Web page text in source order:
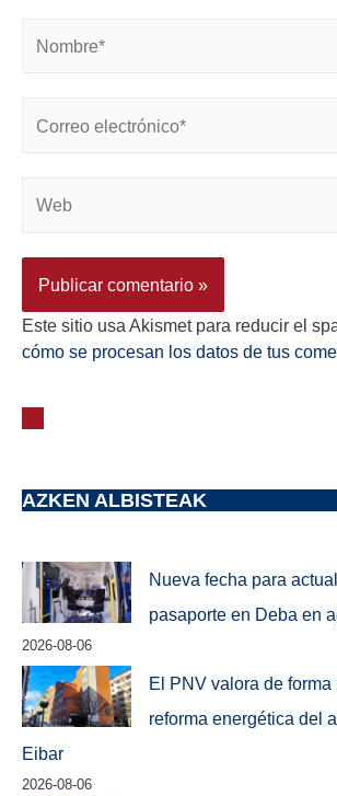
Este sitio usa Akismet para reducir el
cómo se procesan los datos de tus
AZKEN ALBISTEAK
Nueva fecha para
pasaporte en Deba en
2026-08-06
El PNV valora de
reforma energética del
Eibar
2026-08-06